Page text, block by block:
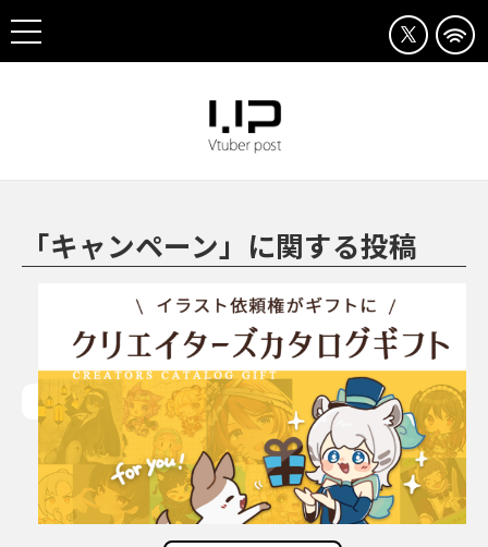
「キャンペーン」に関する投稿